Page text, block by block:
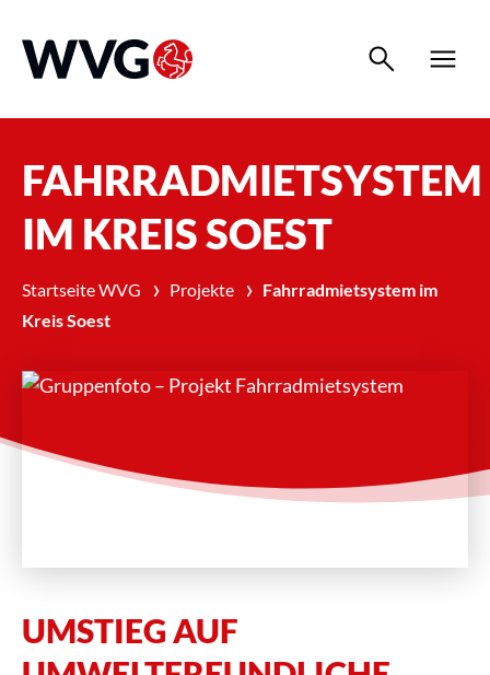
search menu
FAHRRADMIETSYSTEM
IM KREIS SOEST
Startseite WVG › Projekte › Fahrradmietsystem im
Kreis Soest
UMSTIEG AUF